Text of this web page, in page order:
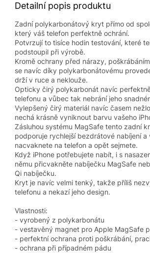
Detailní popis produktu
Zadní polykarbonátový kryt přímo od
který váš telefon perfektně ochrání.
Potvrzují to tisíce hodin testování, které
podstoupil při výrobě.
Kromě ochrany před nárazy,
se navíc díky polykarbonátovému
drží v ruce a neklouže.
Opticky čirý polykarbonát navíc
telefonu a vůbec tak nebrání jeho
Vylepšený čirý materiál navíc časem
nechá krásně vyniknout barvu vašeho
Zásluhou systému MagSafe tento zadní
podporuje rychlejší bezdrátové nabíjení a
nacvaknete na telefon a opět sejmete.
Když iPhone potřebujete nabít, i s
němu přicvakněte nabíječku MagSafe
Qi nabíječku.
Kryt je navíc velmi tenký, takže příliš
telefonu a nekazí jeho design.
Vlastnosti:
- vyrobený z polykarbonátu
- vestavěný magnet pro Apple MagSafe
- perfektní ochrana proti poškrábání,
- ochrana při případném pádu